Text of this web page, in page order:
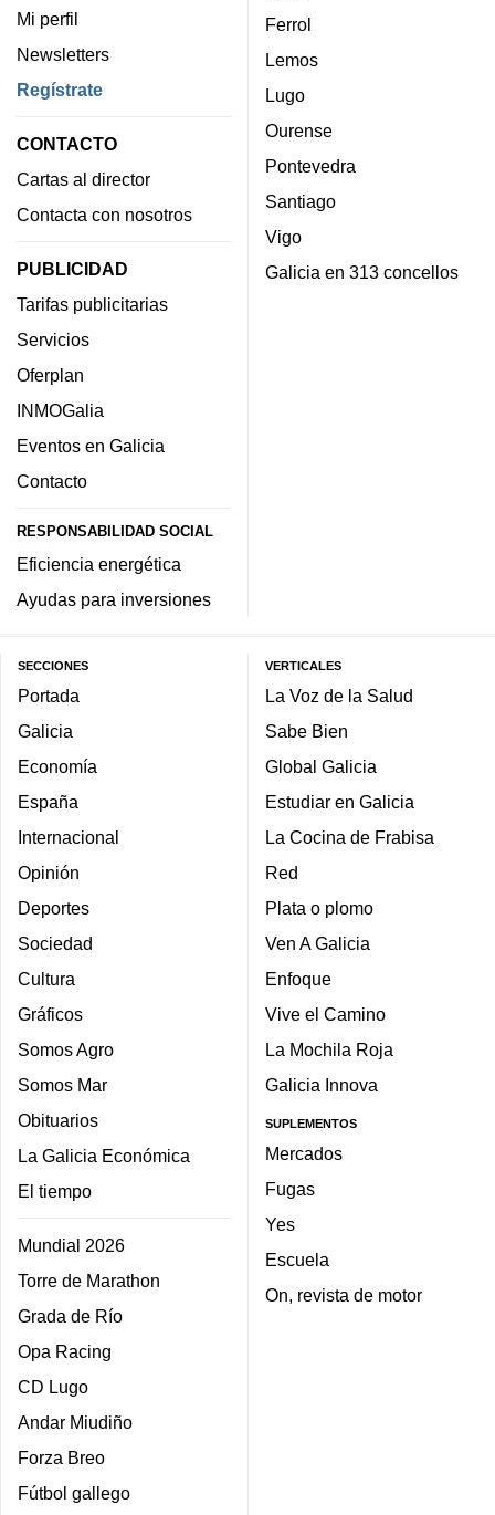
Mi perfil
Newsletters
Regístrate
CONTACTO
Cartas al director
Contacta con nosotros
PUBLICIDAD
Tarifas publicitarias
Servicios
Oferplan
INMOGalia
Eventos en Galicia
Contacto
RESPONSABILIDAD SOCIAL
Eficiencia energética
Ayudas para inversiones
Ferrol
Lemos
Lugo
Ourense
Pontevedra
Santiago
Vigo
Galicia en 313 concellos
SECCIONES
Portada
Galicia
Economía
España
Internacional
Opinión
Deportes
Sociedad
Cultura
Gráficos
Somos Agro
Somos Mar
Obituarios
La Galicia Económica
El tiempo
Mundial 2026
Torre de Marathon
Grada de Río
Opa Racing
CD Lugo
Andar Miudiño
Forza Breo
Fútbol gallego
VERTICALES
La Voz de la Salud
Sabe Bien
Global Galicia
Estudiar en Galicia
La Cocina de Frabisa
Red
Plata o plomo
Ven A Galicia
Enfoque
Vive el Camino
La Mochila Roja
Galicia Innova
SUPLEMENTOS
Mercados
Fugas
Yes
Escuela
On, revista de motor